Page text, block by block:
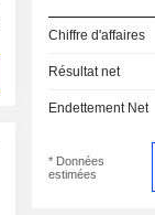
Chiffre d'affaires
Résultat net
Endettement Net
* Données
estimées